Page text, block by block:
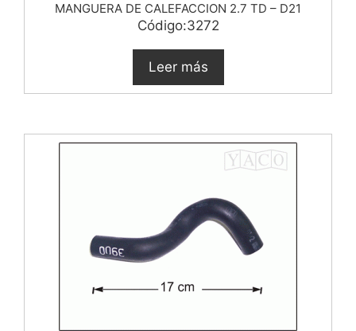
MANGUERA DE CALEFACCION 2.7 TD – D21
Código:3272
Leer más